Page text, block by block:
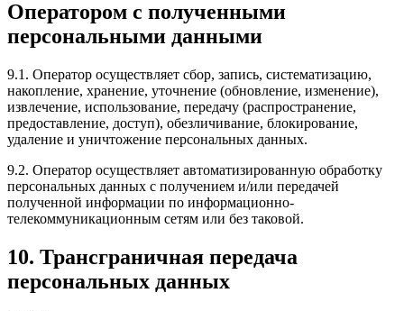
Оператором с полученными
персональными данными
9.1. Оператор осуществляет сбор, запись, систематизацию,
накопление, хранение, уточнение (обновление, изменение),
извлечение, использование, передачу (распространение,
предоставление, доступ), обезличивание, блокирование,
удаление и уничтожение персональных данных.
9.2. Оператор осуществляет автоматизированную обработку
персональных данных с получением и/или передачей
полученной информации по информационно-
телекоммуникационным сетям или без таковой.
10. Трансграничная передача
персональных данных